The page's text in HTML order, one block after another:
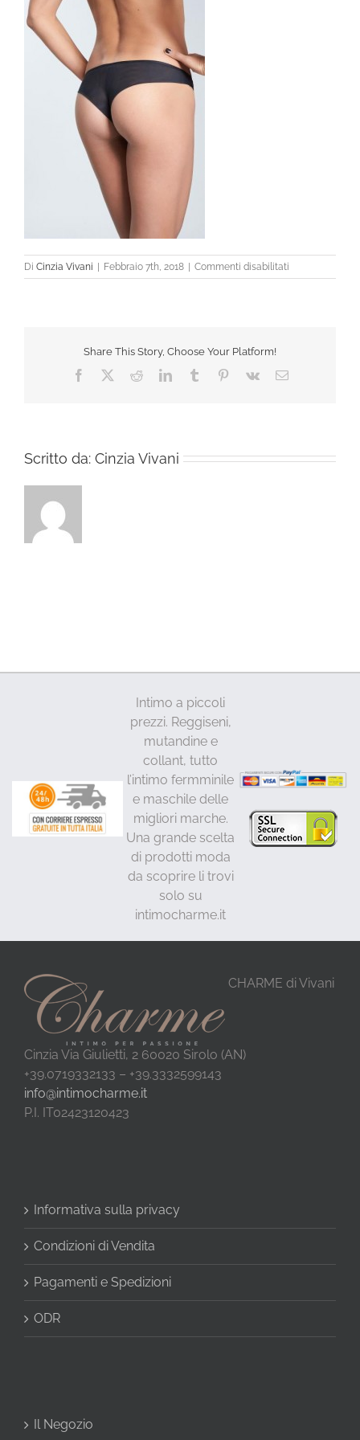
Di Cinzia Vivani | Febbraio 7th, 2018 | Commenti disabilitati
Share This Story, Choose Your Platform!
Facebook RedditLinkedInTumblr Pinterest
Vk Email
Scritto da: Cinzia Vivani
Intimo a piccoli
prezzi. Reggiseni,
mutandine e
collant, tutto
l’intimo fermminile
e maschile delle
migliori marche.
Una grande scelta
di prodotti moda
da scoprire li trovi
solo su
intimocharme.it
CHARME di Vivani
Cinzia Via Giulietti, 2 60020 Sirolo (AN)
+39.0719332133 – +39.3332599143
info@intimocharme.it
P.I. IT02423120423
Informativa sulla privacy
Condizioni di Vendita
Pagamenti e Spedizioni
ODR
Il Negozio